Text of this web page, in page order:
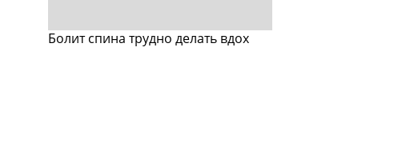
Болит спина трудно делать вдох